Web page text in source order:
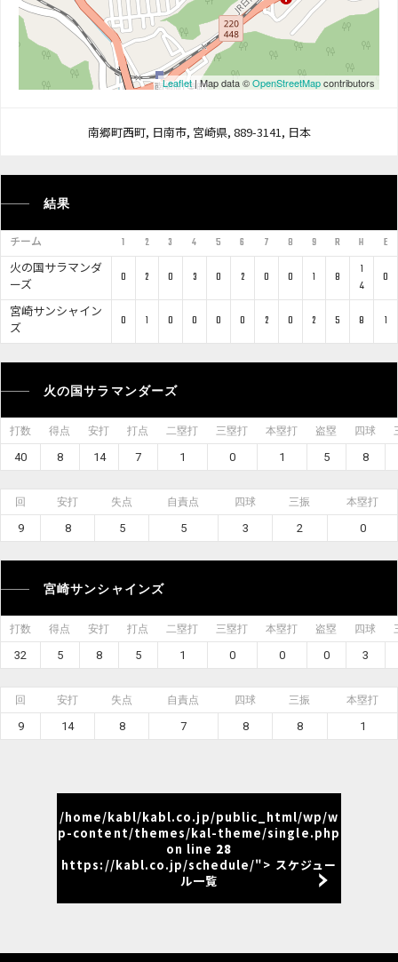
Leaflet| Map data ©OpenStreetMapcontributors
南郷町西町, 日南市, 宮崎県, 889-3141, 日本
結果
チーム 1 2 3 4 5 6 7 8 9 R H E
火の国サラマンダ
ーズ
0 2 0 3 0 2 0 0 1 8
1
4
0
宮崎サンシャイン
ズ
0 1 0 0 0 0 2 0 2 5 8 1
火の国サラマンダーズ
打数 得点 安打 打点 二塁打 三塁打 本塁打 盗塁 四球
40 8 14 7 1 0 1 5 8
回 安打 失点 自責点 四球 三振 本塁打
9 8 5 5 3 2 0
宮崎サンシャインズ
打数 得点 安打 打点 二塁打 三塁打 本塁打 盗塁 四球
32 5 8 5 1 0 0 0 3
回 安打 失点 自責点 四球 三振 本塁打
9 14 8 7 8 8 1
/home/kabl/kabl.co.jp/public_html/wp/w
p-content/themes/kal-theme/single.php
on line 28
https://kabl.co.jp/schedule/"> スケジュー
ル一覧